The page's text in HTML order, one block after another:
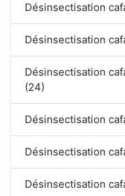
Désinsectisation
Désinsectisation
Désinsectisation
(24)
Désinsectisation
Désinsectisation
Désinsectisation